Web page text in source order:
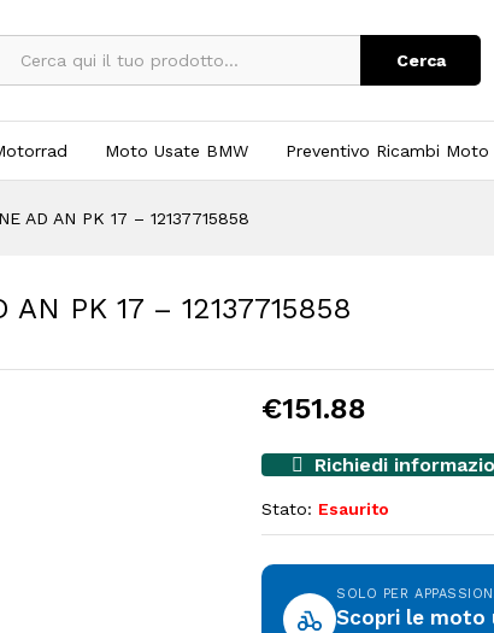
Cerca
Moto Usate BMW Preventivo Ricambi Moto
AD AN PK 17 – 12137715858
AN PK 17 – 12137715858
€151.88
Richiedi
Stato: Esaurito
SOLO PER
Scopri le moto